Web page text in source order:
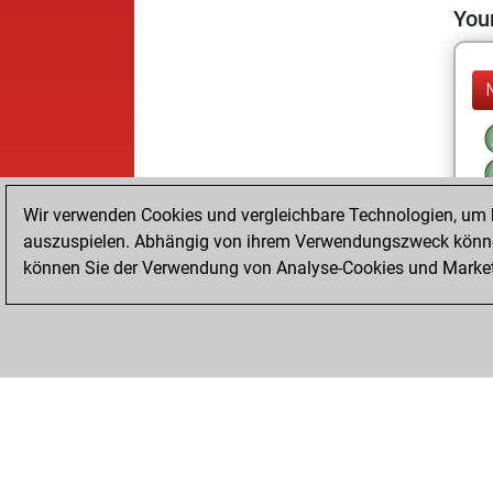
Wir verwenden Cookies und vergleichbare Technologien,
auszuspielen. Abhängig von ihrem Verwendungszweck
können Sie der Verwendung von Analyse-Cookies und